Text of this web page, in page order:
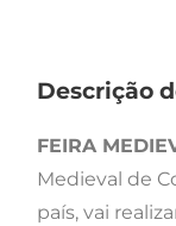
Descrição
FEIRA
Medieval de
país, vai